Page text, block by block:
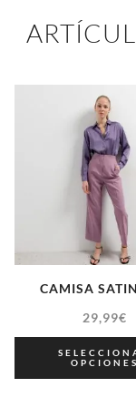
CAMISA
29,99€
OPCIONES